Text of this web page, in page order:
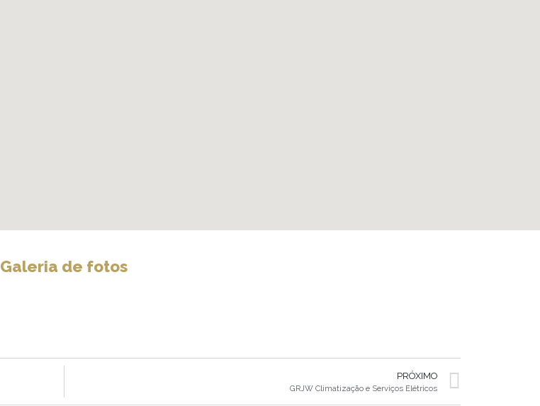
Galeria de fotos
PRÓXIMO
GRJW Climatização e Serviços Elétricos